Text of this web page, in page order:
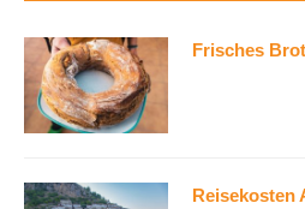
Frisches
Reisekosten